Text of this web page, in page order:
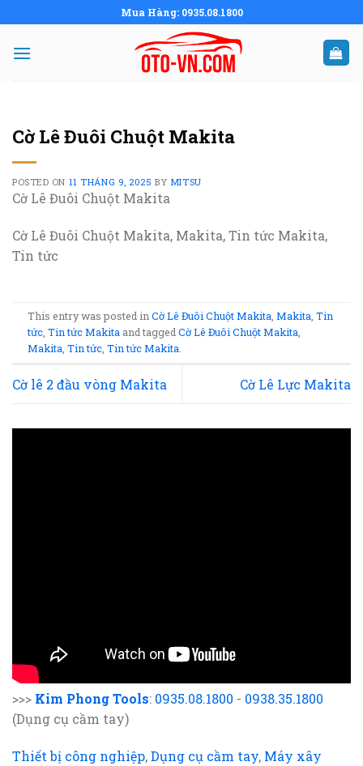
to
content
Mua Hàng: 0935.08.1800
Cờ Lê Đuôi Chuột Makita
POSTED ON 11 THÁNG 9, 2025 BY MITSU
Cờ Lê Đuôi Chuột Makita
Cờ Lê Đuôi Chuột Makita, Makita, Tin tức Makita,
Tin tức
This entry was posted inCờ Lê Đuôi Chuột Makita ,Makita ,Tin
tức ,Tin tức Makita and taggedCờ Lê Đuôi Chuột Makita
Makita ,Tin tức ,Tin tức Makita
Cờ lê 2 đầu vòng Makita Cờ Lê Lực Makita
>>> Kim Phong Tools: 0935.08.1800 - 0938.35.1800
(Dụng cụ cầm tay)
Thiết bị công nghiệp,Dụng cụ cầm tay, Máy xây